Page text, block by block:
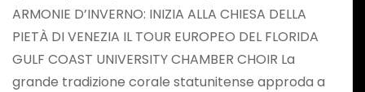
ARMONIE D’INVERNO: INIZIA ALLA CHIESA DELLA
PIETÀ DI VENEZIA IL TOUR EUROPEO DEL FLORIDA
GULF COAST UNIVERSITY CHAMBER CHOIR La
grande tradizione corale statunitense approda a
Nessun
dell’Hungaroring
2026
Lug 26, 2026 F1 Addicted
Commento